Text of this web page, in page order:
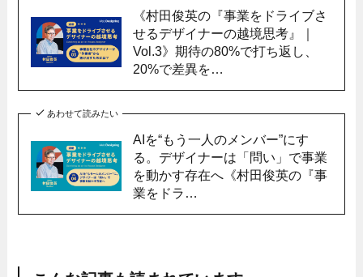
《村田俊英の『事業をドライブさ
せるデザイナーの越境思考』｜
Vol.3》期待の80%で打ち返し、
20%で差異を…
あわせて読みたい
AIを“もう一人のメンバー”にす
る。デザイナーは「問い」で事業
を動かす存在へ《村田俊英の『事
業をドラ…